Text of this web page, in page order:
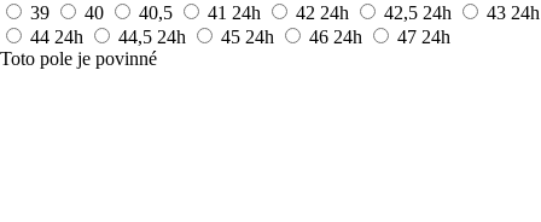
39
40 40,5 41 24h 42 24h 42,5 24h 43 24h
44 24h 44,5 24h 45 24h 46 24h 47 24h
Toto pole je povinné